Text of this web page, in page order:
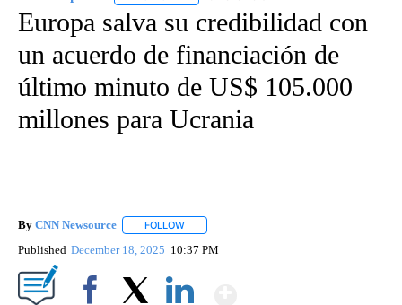
Europa salva su credibilidad con
un acuerdo de financiación de
último minuto de US$ 105.000
millones para Ucrania
By CNN Newsource FOLLOW
Published December 18, 2025 10:37 PM